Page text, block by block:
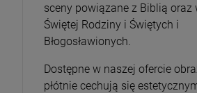
sceny powiązane z Biblią oraz
Świętej Rodziny i Świętych i
Błogosławionych.
Dostępne w naszej ofercie
płótnie cechują się